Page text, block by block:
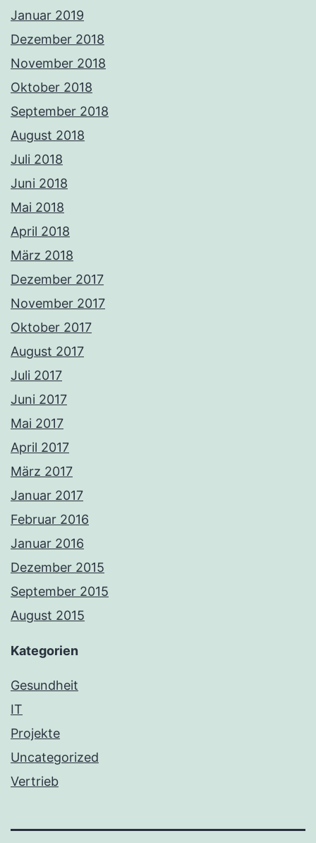
Januar 2019
Dezember 2018
November 2018
Oktober 2018
September 2018
August 2018
Juli 2018
Juni 2018
Mai 2018
April 2018
März 2018
Dezember 2017
November 2017
Oktober 2017
August 2017
Juli 2017
Juni 2017
Mai 2017
April 2017
März 2017
Januar 2017
Februar 2016
Januar 2016
Dezember 2015
September 2015
August 2015
Kategorien
Gesundheit
IT
Projekte
Uncategorized
Vertrieb